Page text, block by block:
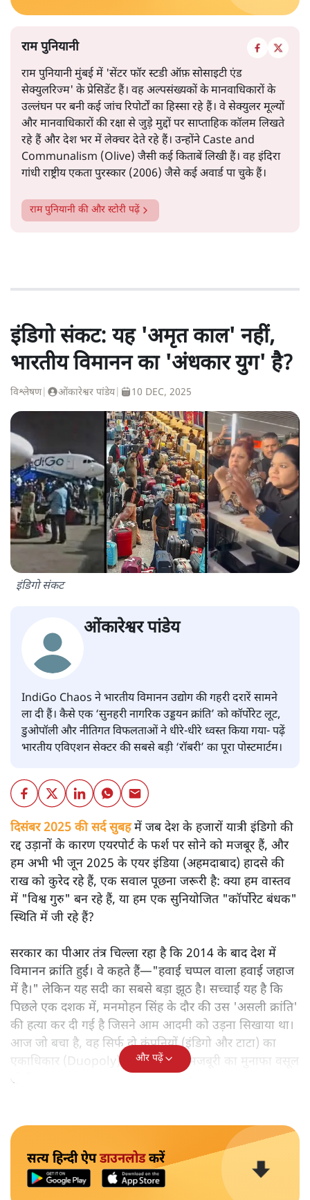
राम पुनियानी
राम पुनियानी मुंबई में 'सेंटर फॉर स्टडी ऑफ़ सोसाइटी एंड
सेक्युलरिज्म' के प्रेसिडेंट हैं। वह अल्पसंख्यकों के मानवाधिकारों के
उल्लंघन पर बनी कई जांच रिपोर्टों का हिस्सा रहे हैं। वे सेक्युलर मूल्यों
और मानवाधिकारों की रक्षा से जुड़े मुद्दों पर साप्ताहिक कॉलम लिखते
रहे हैं और देश भर में लेक्चर देते रहे हैं। उन्होंने Caste and
Communalism (Olive) जैसी कई किताबें लिखी हैं। वह इंदिरा
गांधी राष्ट्रीय एकता पुरस्कार (2006) जैसे कई अवार्ड पा चुके हैं।
राम पुनियानी की और स्टोरी पढ़ें
इंडिगो संकट: यह 'अमृत काल' नहीं,
भारतीय विमानन का 'अंधकार युग' है?
विश्लेषण| ओंकारेश्वर पांडेय| 10 DEC, 2025
इंडिगो संकट
ओंकारेश्वर पांडेय
IndiGo Chaos ने भारतीय विमानन उद्योग की गहरी दरारें सामने
ला दी हैं। कैसे एक ‘सुनहरी नागरिक उड्डयन क्रांति’ को कॉर्पोरेट लूट,
डुओपॉली और नीतिगत विफलताओं ने धीरे-धीरे ध्वस्त किया गया- पढ़ें
भारतीय एविएशन सेक्टर की सबसे बड़ी ‘रॉबरी’ का पूरा पोस्टमार्टम।
दिसंबर 2025 की सर्द सुबहमें जब देश के हजारों यात्री इंडिगो की
रद्द उड़ानों के कारण एयरपोर्ट के फर्श पर सोने को मजबूर हैं, और
हम अभी भी जून 2025 के एयर इंडिया (अहमदाबाद) हादसे की
राख को कुरेद रहे हैं, एक सवाल पूछना जरूरी है: क्या हम वास्तव
में "विश्व गुरु" बन रहे हैं, या हम एक सुनियोजित "कॉर्पोरेट बंधक"
स्थिति में जी रहे हैं?
सरकार का पीआर तंत्र चिल्ला रहा है कि 2014 के बाद देश में
विमानन क्रांति हुई। वे कहते हैं—"हवाई चप्पल वाला हवाई जहाज
में है।" लेकिन यह सदी का सबसे बड़ा झूठ है। सच्चाई यह है कि
पिछले एक दशक में, मनमोहन सिंह के दौर की उस 'असली क्रांति'
की हत्या कर दी गई है जिसने आम आदमी को उड़ना सिखाया था।
आज जो बचा है, वह सिर्फ दो कंपनियों (इंडिगो और टाटा) का
एकाधिकार (Duopoly) है, जो आपकी मजबूरी का मुनाफा वसूल
रहे हैं।
और पढ़ें
सत्य हिन्दी ऐपडाउनलोडकरें